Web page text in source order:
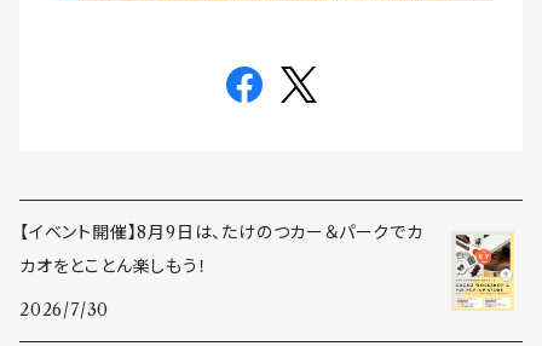
【イベント開催】8月9日は、たけのつカー＆パークでカ
カオをとことん楽しもう！
2026/7/30